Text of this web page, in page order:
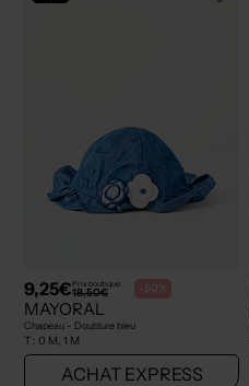
9,25€Prix boutique :
18,50€ -50%
MAYORAL
Chapeau - Doublure bleu
T : 0 M, 1 M
ACHAT EXPRESS